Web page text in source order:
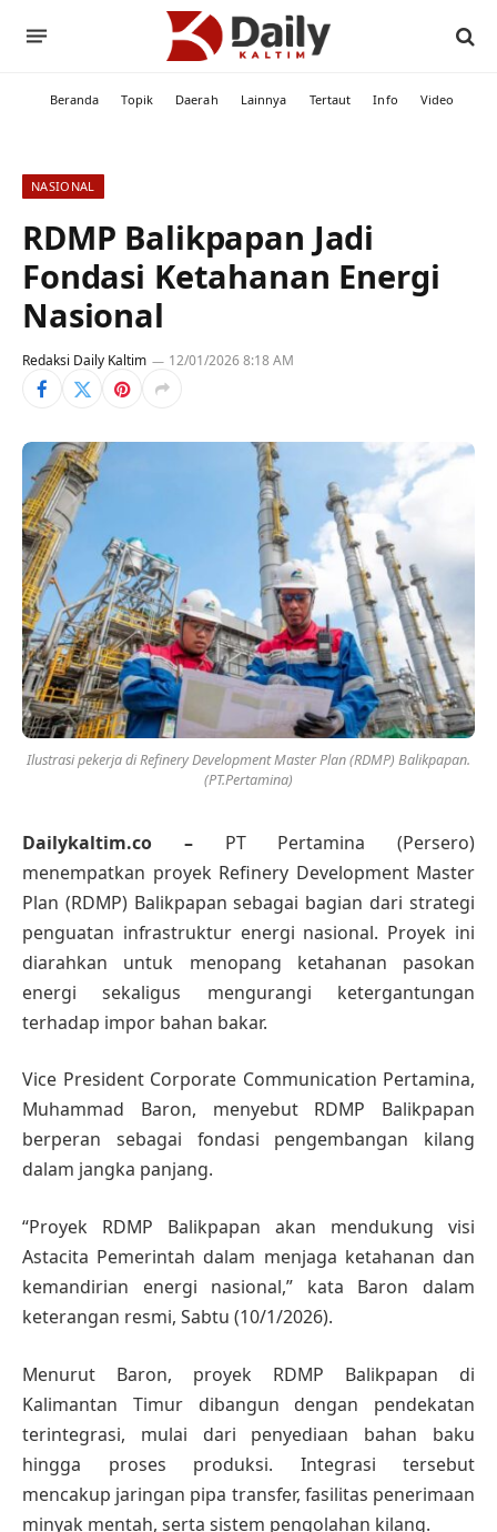
Beranda Topik Daerah Lainnya Tertaut Info Video
NASIONAL
RDMP Balikpapan Jadi
Fondasi Ketahanan Energi
Nasional
Redaksi Daily Kaltim 12/01/2026 8:18 AM
Ilustrasi pekerja di Refinery Development Master Plan (RDMP) Balikpapan.
(PT.Pertamina)
Dailykaltim.co – PT Pertamina (Persero)
menempatkan proyek Refinery Development Master
Plan (RDMP) Balikpapan sebagai bagian dari strategi
penguatan infrastruktur energi nasional. Proyek ini
diarahkan untuk menopang ketahanan pasokan
energi sekaligus mengurangi ketergantungan
terhadap impor bahan bakar.
Vice President Corporate Communication Pertamina,
Muhammad Baron, menyebut RDMP Balikpapan
berperan sebagai fondasi pengembangan kilang
dalam jangka panjang.
“Proyek RDMP Balikpapan akan mendukung visi
Astacita Pemerintah dalam menjaga ketahanan dan
kemandirian energi nasional,” kata Baron dalam
keterangan resmi, Sabtu (10/1/2026).
Menurut Baron, proyek RDMP Balikpapan di
Kalimantan Timur dibangun dengan pendekatan
terintegrasi, mulai dari penyediaan bahan baku
hingga proses produksi. Integrasi tersebut
mencakup jaringan pipa transfer, fasilitas penerimaan
minyak mentah, serta sistem pengolahan kilang.